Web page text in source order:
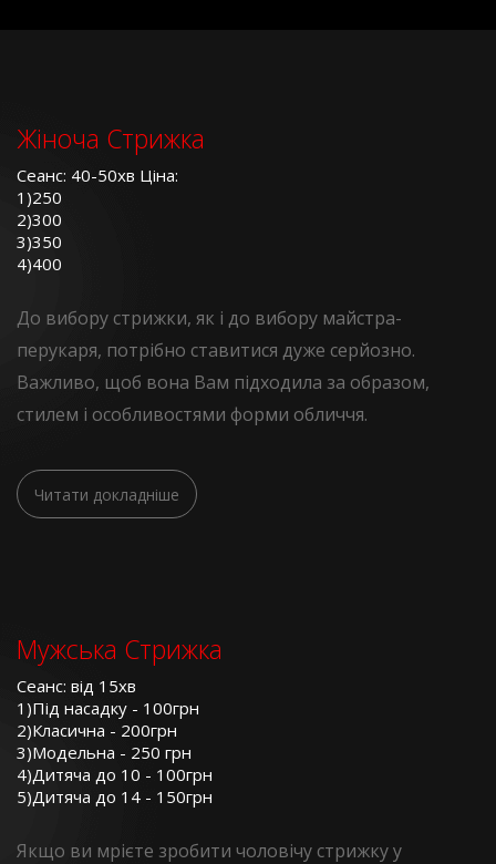
Жіноча Стрижка
Сеанс: 40-50хв Ціна:
1)250
2)300
3)350
4)400
До вибору стрижки, як і до вибору майстра-
перукаря, потрібно ставитися дуже серйозно.
Важливо, щоб вона Вам підходила за образом,
стилем і особливостями форми обличчя.
Читати докладніше
Мужська Стрижка
Сеанс: від 15хв
1)Під насадку - 100грн
2)Класична - 200грн
3)Модельна - 250 грн
4)Дитяча до 10 - 100грн
5)Дитяча до 14 - 150грн
Якщо ви мрієте зробити чоловічу стрижку у